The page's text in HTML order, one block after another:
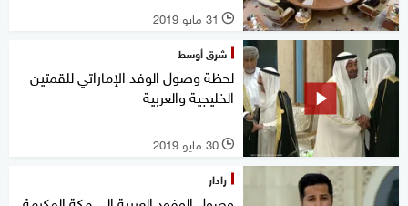
l 31 مايو 2019
شرق أوسط
لحظة وصول الوفد الإماراتي للقمتين
الخليجية والعربية
l 30 مايو 2019
رادار